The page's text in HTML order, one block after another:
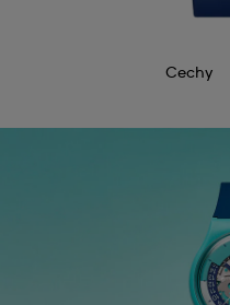
Cechy